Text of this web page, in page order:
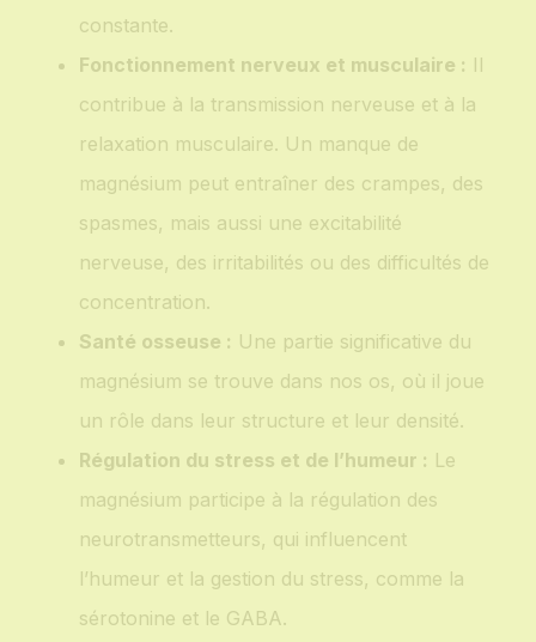
constante.
Fonctionnement nerveux et musculaire : Il
contribue à la transmission nerveuse et à la
relaxation musculaire. Un manque de
magnésium peut entraîner des crampes, des
spasmes, mais aussi une excitabilité
nerveuse, des irritabilités ou des difficultés de
concentration.
Santé osseuse : Une partie significative du
magnésium se trouve dans nos os, où il joue
un rôle dans leur structure et leur densité.
Régulation du stress et de l’humeur : Le
magnésium participe à la régulation des
neurotransmetteurs, qui influencent
l’humeur et la gestion du stress, comme la
sérotonine et le GABA.